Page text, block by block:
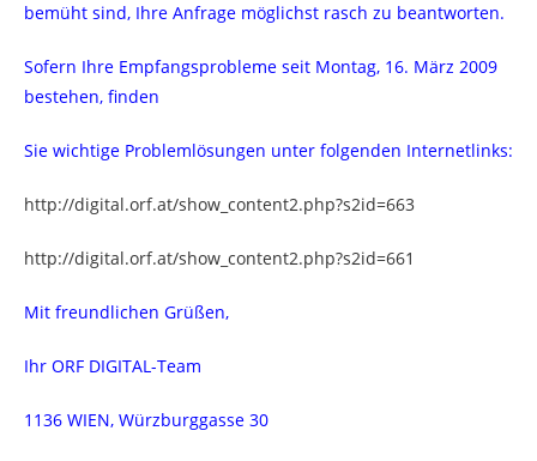
bemüht sind, Ihre Anfrage möglichst rasch zu beantworten.
Sofern Ihre Empfangsprobleme seit Montag, 16. März 2009
bestehen, finden
Sie wichtige Problemlösungen unter folgenden Internetlinks:
http://digital.orf.at/show_content2.php?s2id=663
http://digital.orf.at/show_content2.php?s2id=661
Mit freundlichen Grüßen,
Ihr ORF DIGITAL-Team
1136 WIEN, Würzburggasse 30